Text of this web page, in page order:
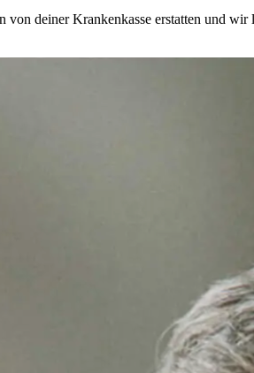
deiner Krankenkasse erstatten und